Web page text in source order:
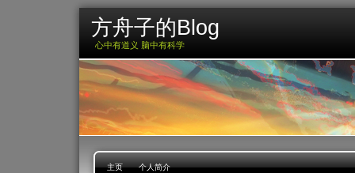
方舟子的Blog
心中有道义 脑中有科学
主页 个人简介